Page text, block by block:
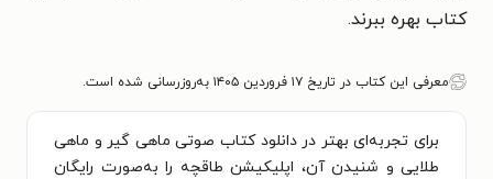
کتاب بهره ببرند.
معرفی این کتاب در تاریخ ۱۷ فروردین ۱۴۰۵ به‌روزرسانی شده است.
برای تجربه‌ای بهتر در دانلود کتاب صوتی ماهی گیر و ماهی
طلایی و شنیدن آن، اپلیکیشن طاقچه را به‌صورت رایگان